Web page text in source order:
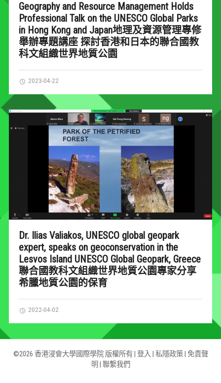
Geography and Resource Management Holds
Professional Talk on the UNESCO Global Parks
in Hong Kong and Japan地理及資源管理專修
舉辦專題講座 探討香港和日本的聯合國教
科文組織世界地質公園
2023-04-22
Dr. Ilias Valiakos, UNESCO global geopark
expert, speaks on geoconservation in the
Lesvos Island UNESCO Global Geopark, Greece
聯合國教科文組織世界地質公園專家分享
希臘地質公園的保育
2022-04-02
©2026 香港浸會大學國際學院 版權所有 | 登入 私隱政策| 免責聲
明 聯繫我們